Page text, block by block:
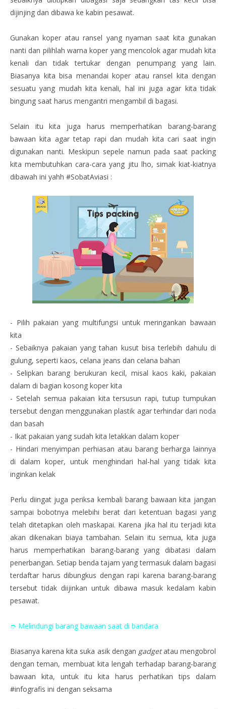
dijinjing dan dibawa ke kabin pesawat.
Gunakan koper atau ransel yang nyaman saat kita gunakan
nanti dan pilihlah warna koper yang mencolok agar mudah kita
kenali dan tidak tertukar dengan penumpang yang lain.
Biasanya kita bisa menandai koper atau ransel kita dengan
sesuatu yang mudah kita kenali, hal ini juga agar kita tidak
bingung saat harus mengantri mengambil di bagasi.
Selain itu kita juga harus memperhatikan barang-barang
bawaan kita agar tetap rapi dan mudah kita cari saat ingin
digunakan nanti. Meskipun sepele namun pada saat packing
kita membutuhkan cara-cara yang jitu lho, simak kiat-kiatnya
dibawah ini yahh #SobatAviasi :
- Pilih pakaian yang multifungsi untuk meringankan bawaan
kita
- Sebaiknya pakaian yang tahan kusut bisa terlebih dahulu di
gulung, seperti kaos, celana jeans dan celana bahan
- Selipkan barang berukuran kecil, misal kaos kaki, pakaian
dalam di bagian kosong koper kita
- Setelah semua pakaian kita tersusun rapi, tutup tumpukan
tersebut dengan menggunakan plastik agar terhindar dari noda
dan basah
- Ikat pakaian yang sudah kita letakkan dalam koper
- Hindari menyimpan perhiasan atau barang berharga lainnya
di dalam koper, untuk menghindari hal-hal yang tidak kita
inginkan kelak
Perlu diingat juga periksa kembali barang bawaan kita jangan
sampai bobotnya melebihi berat dari ketentuan bagasi yang
telah ditetapkan oleh maskapai. Karena jika hal itu terjadi kita
akan dikenakan biaya tambahan. Selain itu semua, kita juga
harus memperhatikan barang-barang yang dibatasi dalam
penerbangan. Setiap benda tajam yang termasuk dalam bagasi
terdaftar harus dibungkus dengan rapi karena barang-barang
tersebut tidak diijinkan untuk dibawa masuk kedalam kabin
pesawat.
➮ Melindungi barang bawaan saat di bandara
Biasanya karena kita suka asik dengan gadgetatau mengobrol
dengan teman, membuat kita lengah terhadap barang-barang
bawaan kita, untuk itu kita harus perhatikan tips dalam
#infografis ini dengan seksama